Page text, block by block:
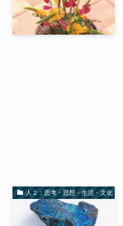
人２：思考・思想・生活・文化